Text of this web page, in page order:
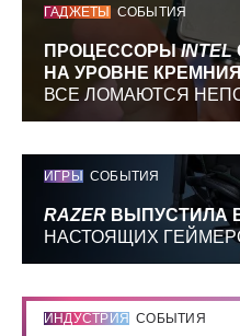
ГАДЖЕТЫ СОБЫТИЯ
ПРОЦЕССОРЫINTEL
НА УРОВНЕ
ВСЕ ЛОМАЮТСЯ
ИГРЫ СОБЫТИЯ
RAZER ВЫПУСТИЛА
НАСТОЯЩИХ
ИНДУСТРИЯ СОБЫТИЯ